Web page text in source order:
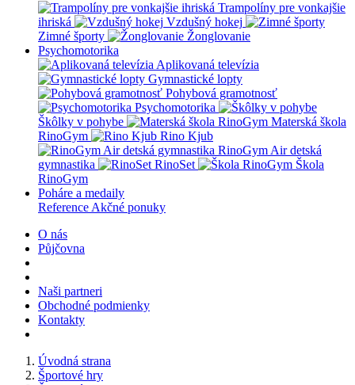
Trampolíny pre vonkajšie
ihriská
Vzdušný hokej
Zimné športy
Žonglovanie
Psychomotorika
Aplikovaná televízia
Gymnastické lopty
Pohybová gramotnosť
Psychomotorika
Škôlky v pohybe
Materská škola
RinoGym
Rino Kjub
RinoGym Air detská
gymnastika
RinoSet
Škola
RinoGym
Poháre a medaily
Reference Akčné ponuky
O nás
Půjčovna
Naši partneri
Obchodné podmienky
Kontakty
Úvodná strana
Športové hry